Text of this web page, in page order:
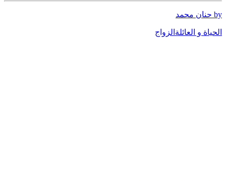
by حنان محمد
الحياة و العائلة الزواج